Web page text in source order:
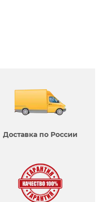
Доставка по России